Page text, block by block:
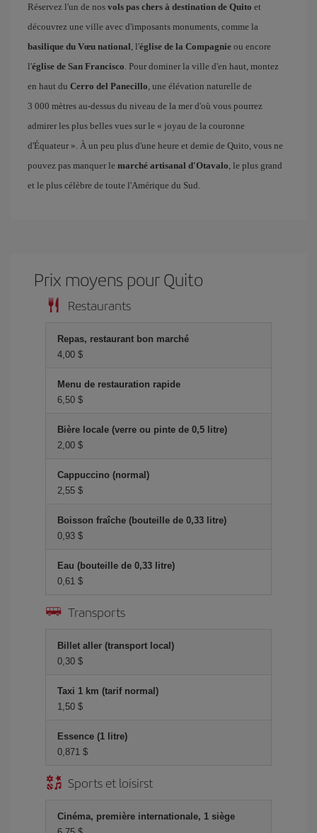
Réservez l'un de nos vols pas chers à destination de Quito et
découvrez une ville avec d'imposants monuments, comme la
basilique du Vœu national , l'église de la Compagnie ou encore
l'église de San Francisco . Pour dominer la ville d'en haut, montez
en haut du Cerro del Panecillo , une élévation naturelle de
3 000 mètres au-dessus du niveau de la mer d'où vous pourrez
admirer les plus belles vues sur le « joyau de la couronne
d'Équateur ». À un peu plus d'une heure et demie de Quito, vous ne
pouvez pas manquer le marché artisanal d'Otavalo , le plus grand
et le plus célèbre de toute l'Amérique du Sud.
Prix ​​moyens pour Quito
Restaurants
Repas, restaurant bon marché
4,00 $
Menu de restauration rapide
6,50 $
Bière locale (verre ou pinte de 0,5 litre)
2,00 $
Cappuccino (normal)
2,55 $
Boisson fraîche (bouteille de 0,33 litre)
0,93 $
Eau (bouteille de 0,33 litre)
0,61 $
Transports
Billet aller (transport local)
0,30 $
Taxi 1 km (tarif normal)
1,50 $
Essence (1 litre)
0,871 $
Sports et loisirst
Cinéma, première internationale, 1 siège